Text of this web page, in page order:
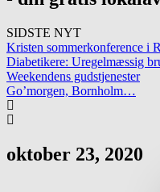
SIDSTE NYT
Kristen sommerkonference i
Diabetikere: Uregelmæssig
Weekendens gudstjenester
Go’morgen, Bornholm…
oktober 23, 2020